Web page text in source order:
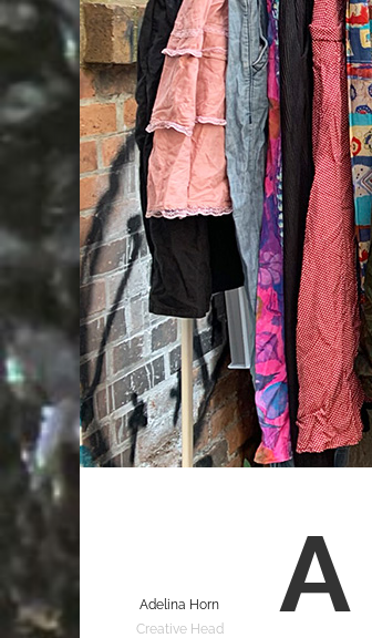
Adelina Horn
Creative Head
A